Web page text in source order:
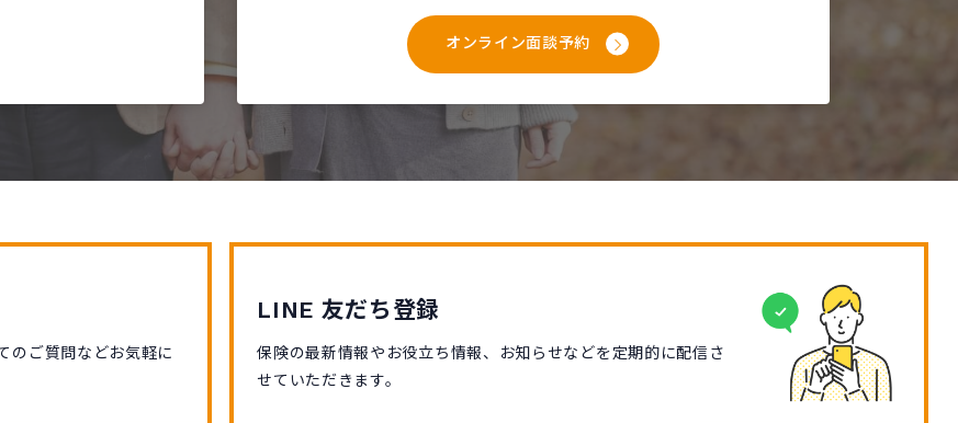
オンライン面談予約
のご質問などお気軽に
LINE 友だち登録
保険の最新情報やお役立ち情報、お知らせなどを定期的に配信さ
せていただきます。